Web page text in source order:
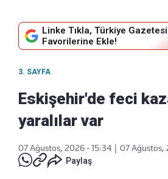
Linke Tıkla, Türkiye
Favorilerine Ekle!
3. SAYFA
Eskişehir'de feci
yaralılar var
07 Ağustos, 2026 - 15:34
07 Ağustos,
Paylaş